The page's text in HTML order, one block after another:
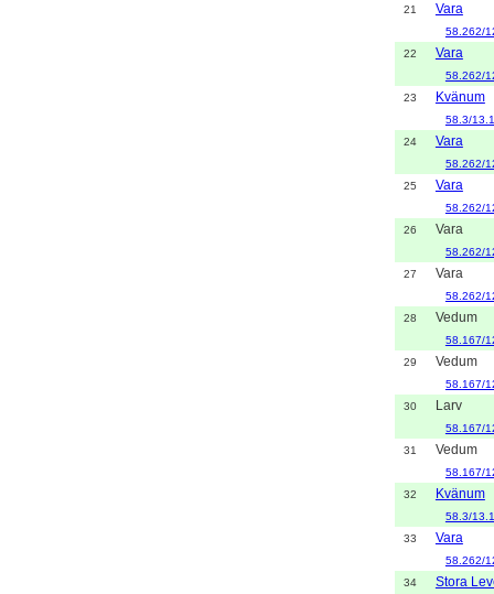
21
Vara
58.262/
22
Vara
58.262/
23
Kvänum
58.3/
24
Vara
58.262/
25
Vara
58.262/
26
Vara
58.262/
27
Vara
58.262/
28
Vedum
58.167/
29
Vedum
58.167/
30
Larv
58.167/
31
Vedum
58.167/
32
Kvänum
58.3/
33
Vara
58.262/
34
Stora